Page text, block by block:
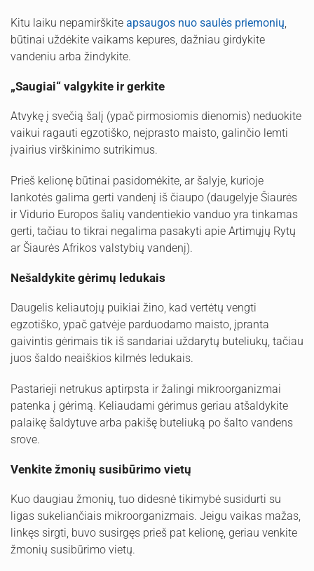
Kitu laiku nepamirškite apsaugos nuo saulės priemonių,
būtinai uždėkite vaikams kepures, dažniau girdykite
vandeniu arba žindykite.
„Saugiai“ valgykite ir gerkite
Atvykę į svečią šalį (ypač pirmosiomis dienomis) neduokite
vaikui ragauti egzotiško, neįprasto maisto, galinčio lemti
įvairius virškinimo sutrikimus.
Prieš kelionę būtinai pasidomėkite, ar šalyje, kurioje
lankotės galima gerti vandenį iš čiaupo (daugelyje Šiaurės
ir Vidurio Europos šalių vandentiekio vanduo yra tinkamas
gerti, tačiau to tikrai negalima pasakyti apie Artimųjų Rytų
ar Šiaurės Afrikos valstybių vandenį).
Nešaldykite gėrimų ledukais
Daugelis keliautojų puikiai žino, kad vertėtų vengti
egzotiško, ypač gatvėje parduodamo maisto, įpranta
gaivintis gėrimais tik iš sandariai uždarytų buteliukų, tačiau
juos šaldo neaiškios kilmės ledukais.
Pastarieji netrukus aptirpsta ir žalingi mikroorganizmai
patenka į gėrimą. Keliaudami gėrimus geriau atšaldykite
palaikę šaldytuve arba pakišę buteliuką po šalto vandens
srove.
Venkite žmonių susibūrimo vietų
Kuo daugiau žmonių, tuo didesnė tikimybė susidurti su
ligas sukeliančiais mikroorganizmais. Jeigu vaikas mažas,
linkęs sirgti, buvo susirgęs prieš pat kelionę, geriau venkite
žmonių susibūrimo vietų.